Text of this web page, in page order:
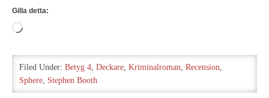
Gilla detta:
Laddar
…
Filed Under: Betyg 4, Deckare, Kriminalroman, Recension,
Sphere, Stephen Booth